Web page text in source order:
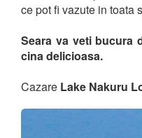
ce pot fi vazute in toata
Seara va veti bucura
cina delicioasa.
Cazare Lake Nakuru